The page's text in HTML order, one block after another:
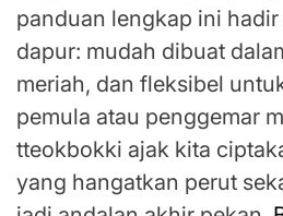
panduan lengkap ini
dapur: mudah dibuat
meriah, dan fleksibel
pemula atau penggemar
tteokbokki ajak kita
yang hangatkan perut